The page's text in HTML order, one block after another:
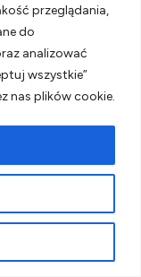
przeglądania,
do
analizować
wszystkie”
nas plików cookie.